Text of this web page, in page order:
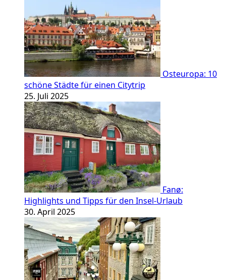
Osteuropa: 10
schöne Städte für einen Citytrip
25. Juli 2025
Fanø:
Highlights und Tipps für den Insel-Urlaub
30. April 2025